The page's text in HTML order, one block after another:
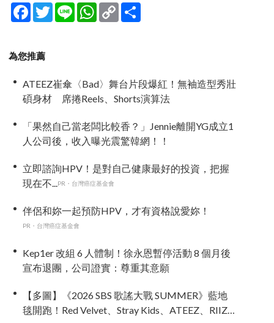
Facebook
TwitterLine WhatsApp
Copy
Link
為您推薦
ATEEZ崔傘〈Bad〉舞台片段爆紅！無袖造型秀壯
碩身材 席捲Reels、Shorts演算法
「果然自己當老闆比較香？」Jennie離開YG成立1
人公司後，收入曝光震驚韓網！！
立即諮詢HPV！是對自己健康最好的投資，把握
現在不...PR・台灣癌症基金會
伴侶和妳一起預防HPV，才有資格說愛妳！
PR・台灣癌症基金會
Kep1er 改組 6 人體制！徐永恩暫停活動 8 個月後
宣布退團，公司證實：尊重其意願
【多圖】《2026 SBS 歌謠大戰 SUMMER》藍地
毯開跑！Red Velvet、Stray Kids、ATEEZ、RIIZE